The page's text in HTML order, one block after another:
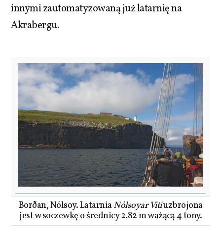
innymi zautomatyzowaną już latarnię na
Akrabergu.
Borðan, Nólsoy. Latarnia Nólsoyar Vitiuzbrojona
jest w soczewkę o średnicy 2.82 m ważącą 4 tony.